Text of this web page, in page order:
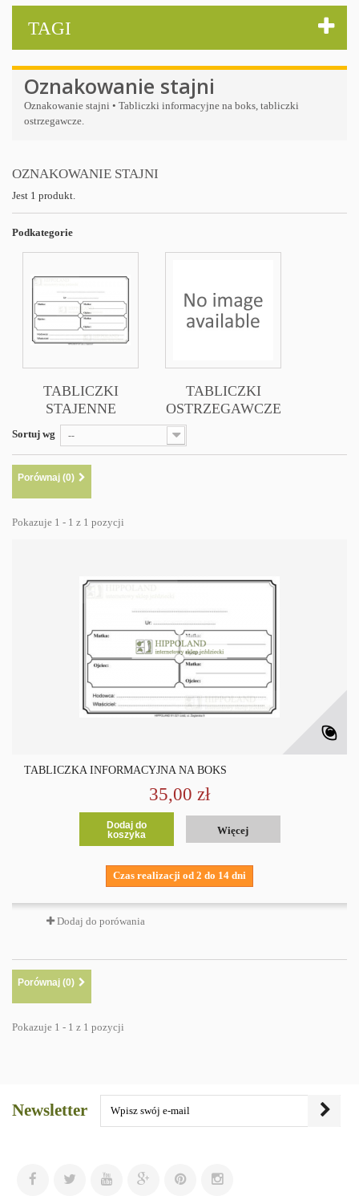
TAGI
Oznakowanie stajni
Oznakowanie stajni • Tabliczki informacyjne na boks, tabliczki
ostrzegawcze.
OZNAKOWANIE STAJNI
Jest 1 produkt.
Podkategorie
TABLICZKI
STAJENNE
TABLICZKI
OSTRZEGAWCZE
Sortuj wg --
Porównaj (0)
Pokazuje 1 - 1 z 1 pozycji
TABLICZKA INFORMACYJNA NA BOKS
35,00 zł
Dodaj do
koszyka
Więcej
Czas realizacji od 2 do 14 dni
Dodaj do porówania
Porównaj (0)
Pokazuje 1 - 1 z 1 pozycji
Newsletter